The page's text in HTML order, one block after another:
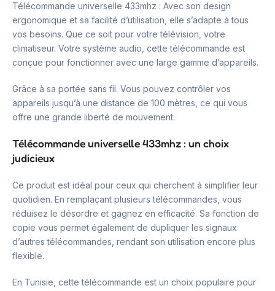
Télécommande universelle 433mhz : Avec son design
ergonomique et sa facilité d’utilisation, elle s’adapte à tous
vos besoins. Que ce soit pour votre télévision, votre
climatiseur. Votre système audio, cette télécommande est
conçue pour fonctionner avec une large gamme d’appareils.
Grâce à sa portée sans fil. Vous pouvez contrôler vos
appareils jusqu’à une distance de 100 mètres, ce qui vous
offre une grande liberté de mouvement.
Télécommande universelle 433mhz : un choix
judicieux
Ce produit est idéal pour ceux qui cherchent à simplifier leur
quotidien. En remplaçant plusieurs télécommandes, vous
réduisez le désordre et gagnez en efficacité. Sa fonction de
copie vous permet également de dupliquer les signaux
d’autres télécommandes, rendant son utilisation encore plus
flexible.
En Tunisie, cette télécommande est un choix populaire pour